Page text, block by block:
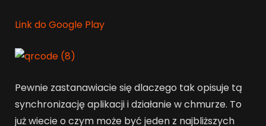
Link do Google Play
Pewnie zastanawiacie się dlaczego tak opisuje tą
synchronizację aplikacji i działanie w chmurze. To
już wiecie o czym może być jeden z najbliższych